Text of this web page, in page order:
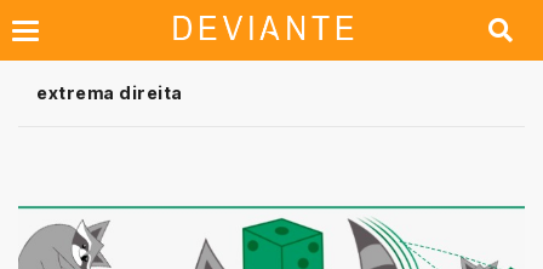
extrema direita